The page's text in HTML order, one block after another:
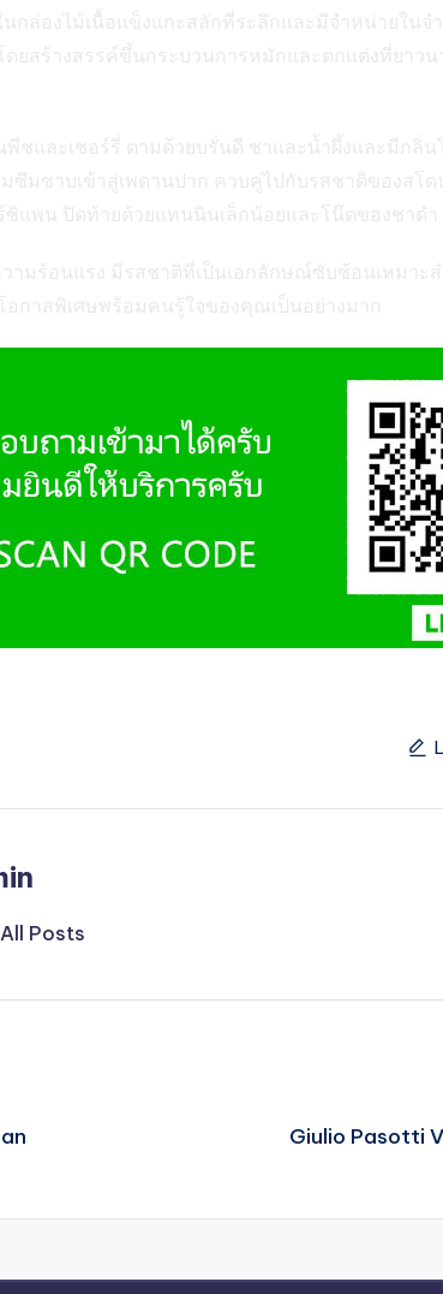
กล่องไม้เนื้อแข็งแกะสลักที่ระลึกและมีจำหน่ายในจ
โดยสร้างสรรค์ขึ้นกระบวนการหมักและตกแต่งที่ยาว
ชและเชอร์รี่ ตามด้วยบรั่นดี ชาและน้ำผึ้งและมีกลิ่
ซึมซาบเข้าสู่เพดานปาก ควบคู่ไปกับรสชาติของสโ
ซิแพน ปิดท้ายด้วยแทนนินเล็กน้อยและโน๊ตของชาด
ามร้อนแรง มีรสชาติที่เป็นเอกลักษณ์ซับซ้อนเหมาะ
อกาสพิเศษพร้อมคนรู้ใจของคุณเป็นอย่างมาก
Posts
Giulio Pasotti